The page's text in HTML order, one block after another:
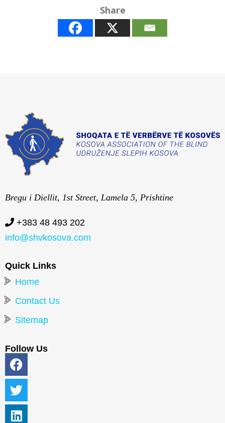
Share
Bregu i Diellit, 1st Street, Lamela 5, Prishtine
+383 48 493 202
info@shvkosova.com
Quick Links
Home
Contact Us
Sitemap
Follow Us